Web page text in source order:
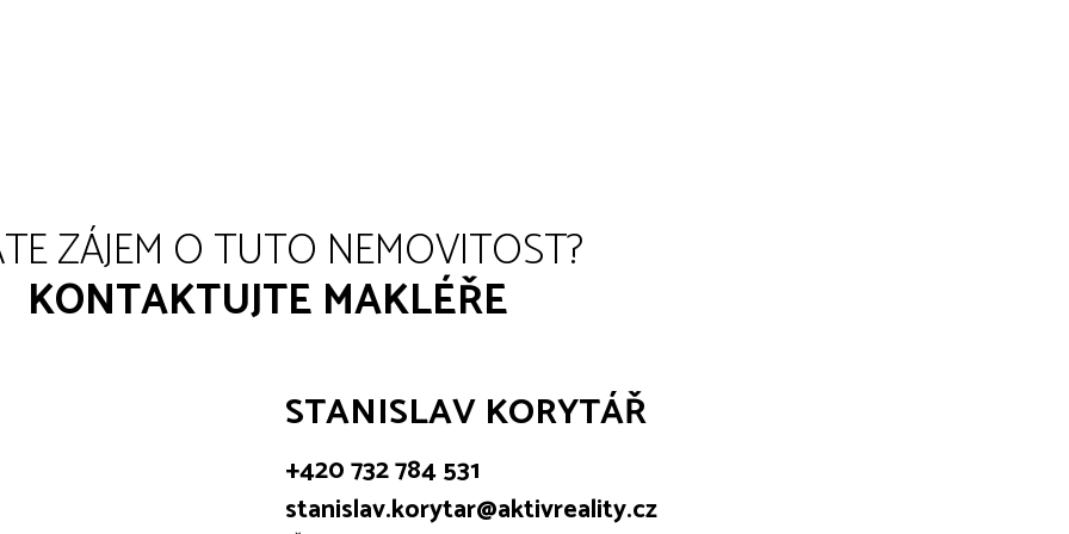
ZÁJEM O TUTO NEMOVITOST?
KONTAKTUJTE MAKLÉŘE
STANISLAV KORYTÁŘ
+420 732 784 531
stanislav.korytar@aktivreality.cz